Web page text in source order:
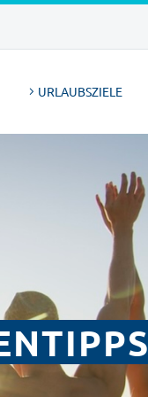
URLAUBSZIELE